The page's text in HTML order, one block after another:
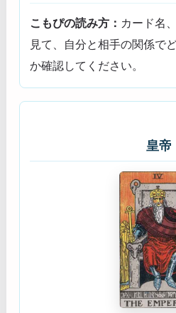
こもぴの読み方： カード名
見て、自分と相手の関係で
か確認してください。
皇帝